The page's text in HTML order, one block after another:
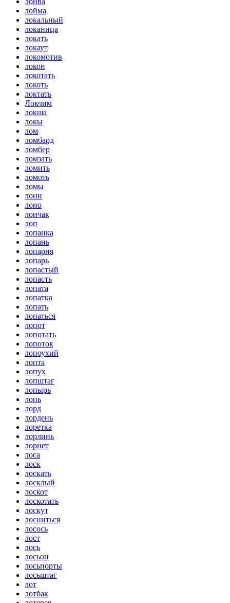
лойма
локальный
локаница
локать
локаут
локомотив
локон
локотать
локоть
локтать
Локчим
локша
локы
лом
ломбард
ломбер
ломзать
ломить
ломоть
ломы
лони
лоно
лончак
лоп
лопанка
лопань
лопарня
лопарь
лопастый
лопасть
лопата
лопатка
лопать
лопаться
лопот
лопотать
лопоток
лопоухий
лопта
лопух
лопштаг
лопырь
лопь
лорд
лордень
лоретка
лорлинь
лорнет
лоса
лоск
лоскать
лосклый
лоскот
лоскотать
лоскут
лосниться
лосось
лост
лось
лосьон
лосьпорты
лосьштаг
лот
лотбак